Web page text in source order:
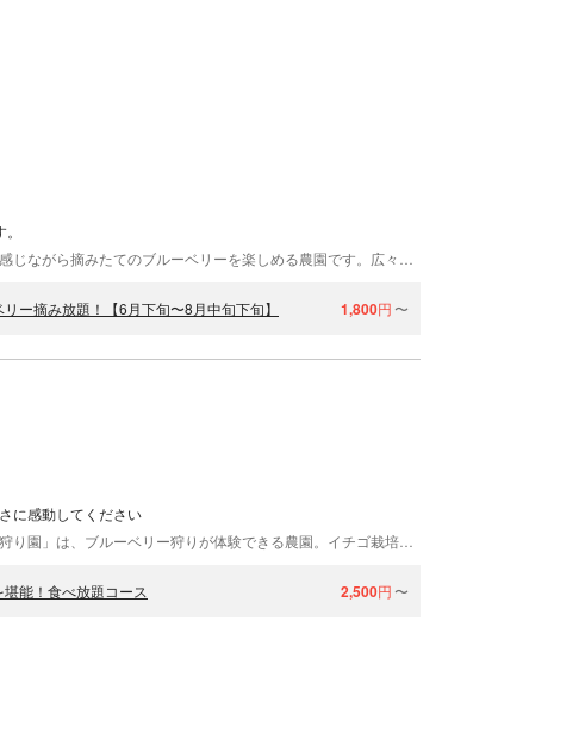
ー摘み放題！【6月下旬〜8月中旬下旬】 1,800円 〜
に感動してください
能！食べ放題コース 2,500円 〜